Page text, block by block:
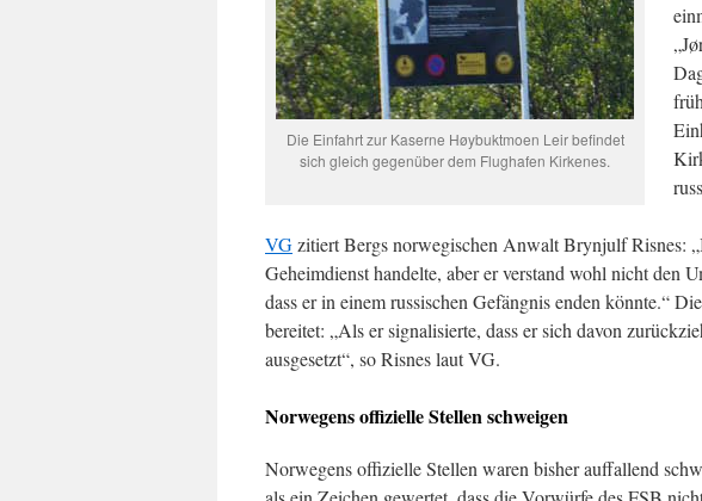
Die Einfahrt zur Kaserne Høybuktmoen Leir befindet
sich gleich gegenüber dem Flughafen Kirkenes.
VGzitiert Bergs norwegischen Anwalt Brynjulf Risnes:
Geheimdienst handelte, aber er verstand wohl nicht den
dass er in einem russischen Gefängnis enden könnte.“
bereitet: „Als er signalisierte, dass er sich davon
ausgesetzt“, so Risnes laut VG.
Norwegens offizielle Stellen schweigen
Norwegens offizielle Stellen waren bisher auffallend